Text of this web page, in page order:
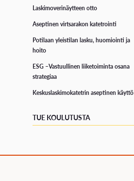
Laskimoverinäytteen otto
Aseptinen virtsarakon katetrointi
Potilaan yleistilan lasku, huomiointi ja
hoito
ESG –Vastuullinen liiketoiminta osana
strategiaa
Keskuslaskimokatetrin aseptinen käyttö
TUE KOULUTUSTA